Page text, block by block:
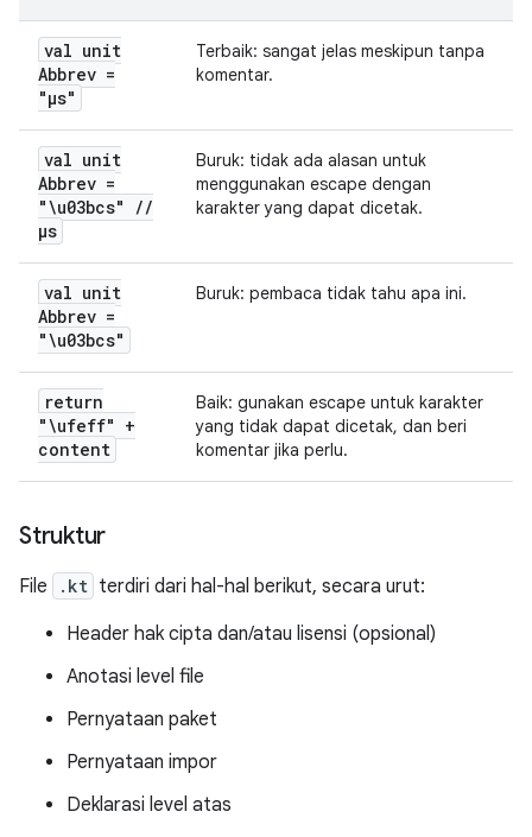
val unit
Abbrev =
"μs"
Terbaik: sangat jelas meskipun tanpa
komentar.
val unit
Abbrev =
"\u03bcs"
//
μs
Buruk: tidak ada alasan untuk
menggunakan escape dengan
karakter yang dapat dicetak.
val unit
Abbrev =
"\u03bcs"
Buruk: pembaca tidak tahu apa ini.
return
"\ufeff" +
content
Baik: gunakan escape untuk karakter
yang tidak dapat dicetak, dan beri
komentar jika perlu.
Struktur
File .kt terdiri dari hal-hal berikut, secara urut:
Header hak cipta dan/atau lisensi (opsional)
Anotasi level file
Pernyataan paket
Pernyataan impor
Deklarasi level atas